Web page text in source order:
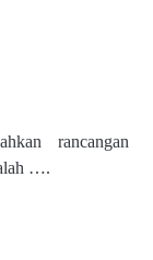
rancangan
….